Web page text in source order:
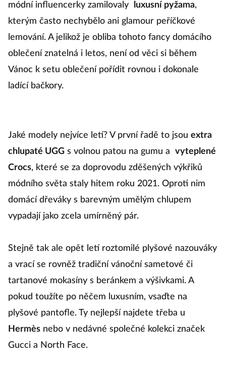
módní influencerky zamilovaly
luxusní pyžama,
kterým často nechybělo ani glamour peříčkové
lemování. A jelikož je obliba tohoto fancy domácího
oblečení znatelná i letos, není od věci si během
Vánoc k setu oblečení pořídit rovnou i dokonale
ladící bačkory.
Jaké modely nejvíce letí? V první řadě to jsou extra
chlupaté UGG s volnou patou na gumu a
vyteplené
Crocs, které se za doprovodu zděšených výkřiků
módního světa staly hitem roku 2021. Oproti nim
domácí dřeváky s barevným umělým chlupem
vypadají jako zcela umírněný pár.
Stejně tak ale opět letí roztomilé plyšové nazouváky
a vrací se rovněž tradiční vánoční sametové či
tartanové mokasíny s beránkem a výšivkami. A
pokud toužíte po něčem luxusním, vsaďte na
plyšové pantofle. Ty nejlepší najdete třeba u
Hermès nebo v nedávné společné kolekci značek
Gucci a North Face.